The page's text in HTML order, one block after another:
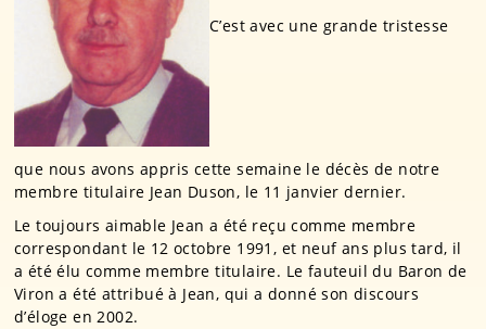
C’est avec une grande tristesse
que nous avons appris cette semaine le décès de notre
membre titulaire Jean Duson, le 11 janvier dernier.
Le toujours aimable Jean a été reçu comme membre
correspondant le 12 octobre 1991, et neuf ans plus tard, il
a été élu comme membre titulaire. Le fauteuil du Baron de
Viron a été attribué à Jean, qui a donné son discours
d’éloge en 2002.